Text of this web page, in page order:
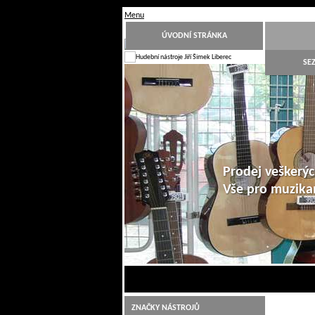
Menu
ÚVODNÍ STRÁNKA
Hudební nástroje Jiří Šimek Liberec
Prodej
Vše pro
ZNAČKY NÁSTROJŮ